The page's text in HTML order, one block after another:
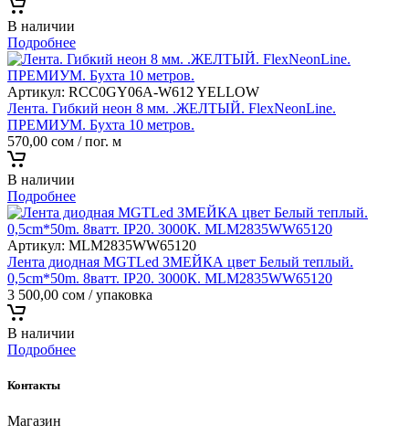
В наличии
Подробнее
Артикул: RCC0GY06A-W612 YELLOW
Лента. Гибкий неон 8 мм. .ЖЕЛТЫЙ. FlexNeonLine.
ПРЕМИУМ. Бухта 10 метров.
570,00 сом / пог. м
В наличии
Подробнее
Артикул: MLM2835WW65120
Лента диодная MGTLed ЗМЕЙКА цвет Белый теплый.
0,5cm*50m. 8ватт. IP20. 3000К. MLM2835WW65120
3 500,00 сом / упаковка
В наличии
Подробнее
Контакты
Магазин